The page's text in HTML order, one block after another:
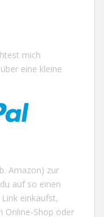
mich
eine kleine
Amazon) zur
auf so einen
einkaufst,
Online-Shop oder